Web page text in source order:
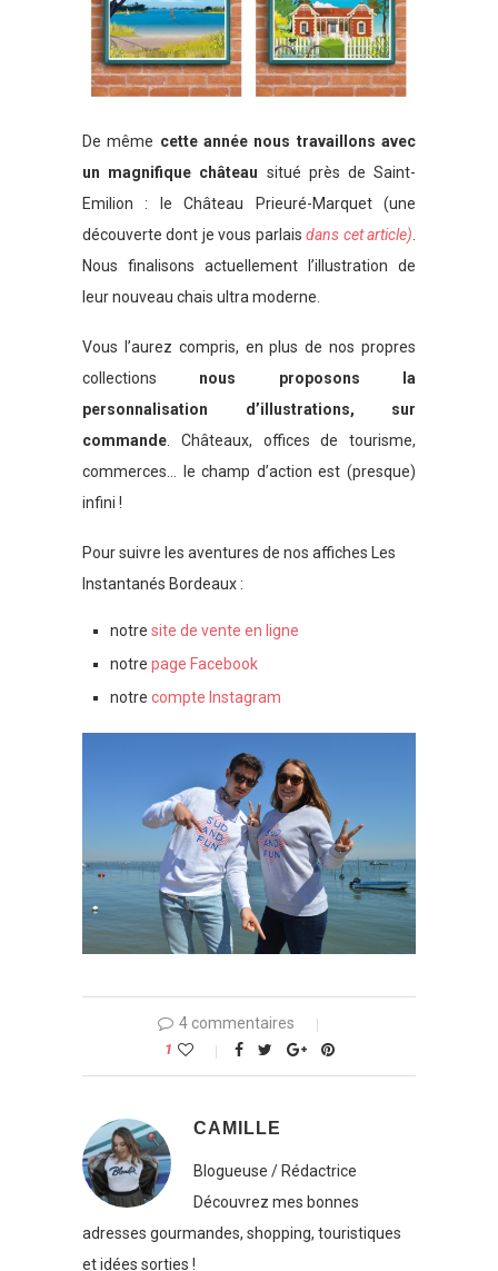
De même cette année nous travaillons avec
un magnifique château situé près de Saint-
Emilion : le Château Prieuré-Marquet (une
découverte dont je vous parlaisdans cet article)
Nous finalisons actuellement l’illustration de
leur nouveau chais ultra moderne.
Vous l’aurez compris, en plus de nos propres
collections nous proposons la
personnalisation d’illustrations, sur
commande . Châteaux, offices de tourisme,
commerces… le champ d’action est (presque)
infini !
Pour suivre les aventures de nos affiches Les
Instantanés Bordeaux :
notre site de vente en ligne
notre page Facebook
notre compte Instagram
4 commentaires
1
CAMILLE
Blogueuse / Rédactrice
Découvrez mes bonnes
adresses gourmandes, shopping, touristiques
et idées sorties !